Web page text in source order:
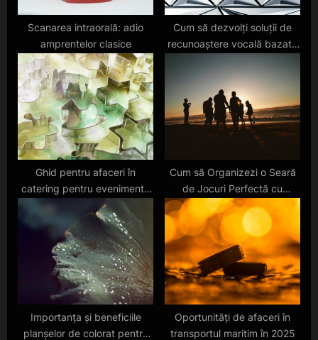
tScanarea intraorală: adio
amprentelor clasice
Cum să dezvolți soluții de
recunoaștere vocală bazate
Ghid pentru afaceri în
catering pentru evenimente
private în 2025
Cum să Organizezi o Seară
de Jocuri Perfectă cu
Prietenii
Importanța și beneficiile
planșelor de colorat pentru
Oportunități de afaceri în
transportul maritim în 2025